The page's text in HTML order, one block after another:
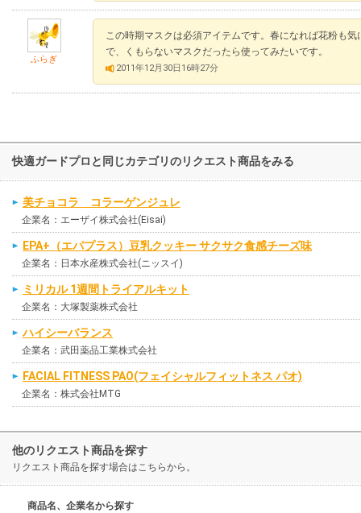
ふらぎ
この時期マスクは必須アイテムです。春になれば花粉も
で、くもらないマスクだったら使ってみたいです。
2011年12月30日16時27分
快適ガードプロと同じカテゴリのリクエスト商品をみる
美チョコラ コラーゲンジュレ
企業名：エーザイ株式会社(Eisai)
EPA+（エパプラス）豆乳クッキー サクサク食感チーズ味
企業名：日本水産株式会社(ニッスイ)
ミリカル 1週間トライアルキット
企業名：大塚製薬株式会社
ハイシーバランス
企業名：武田薬品工業株式会社
FACIAL FITNESS PAO(フェイシャルフィットネス パオ)
企業名：株式会社MTG
他のリクエスト商品を探す
リクエスト商品を探す場合はこちらから。
商品名、企業名から探す